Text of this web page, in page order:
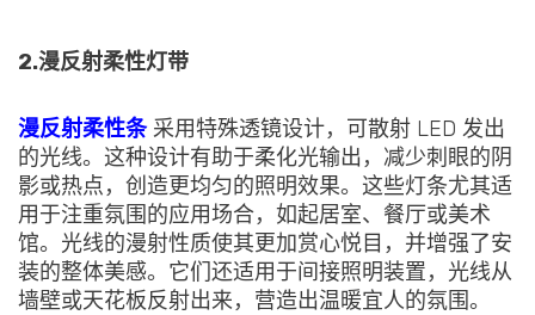
2.漫反射柔性灯带
漫反射柔性条采用特殊透镜设计，可散射 LED 发出
的光线。这种设计有助于柔化光输出，减少刺眼的阴
影或热点，创造更均匀的照明效果。这些灯条尤其适
用于注重氛围的应用场合，如起居室、餐厅或美术
馆。光线的漫射性质使其更加赏心悦目，并增强了安
装的整体美感。它们还适用于间接照明装置，光线从
墙壁或天花板反射出来，营造出温暖宜人的氛围。